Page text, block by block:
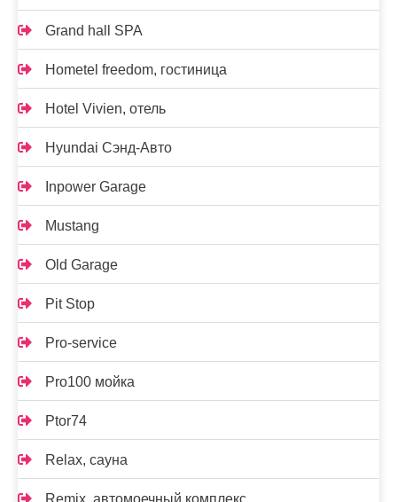
Grand hall SPA
Hometel freedom, гостиница
Hotel Vivien, отель
Hyundai Сэнд-Авто
Inpower Garage
Mustang
Old Garage
Pit Stop
Pro-service
Pro100 мойка
Ptor74
Relax, сауна
Remix, автомоечный комплекс